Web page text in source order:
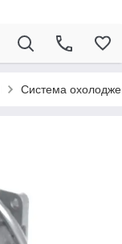
Система